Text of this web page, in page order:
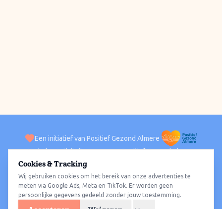
Een initiatief van Positief Gezond Almere
VerhalenActiviteiten Positief Gezond Almere
ACTIVITEITEN PER WIJK
Alle wijkenAlmere HavenAlmere StadAlmere BuitenAlmere Poort
Almere HoutAlmere OosterwoldWat te doen
Cookies & Tracking
Wij gebruiken cookies om het bereik van onze advertenties te
meten via Google Ads, Meta en TikTok. Er worden geen
persoonlijke gegevens gedeeld zonder jouw toestemming.